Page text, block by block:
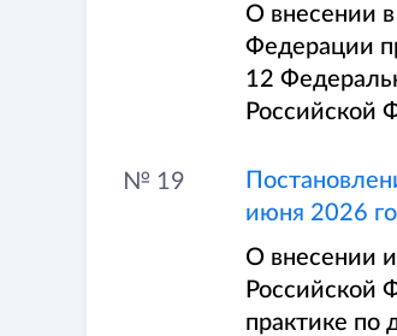
О внесении
Федерации
12
Российской
№ 19
июня 2026
О внесении
Российской
практике по